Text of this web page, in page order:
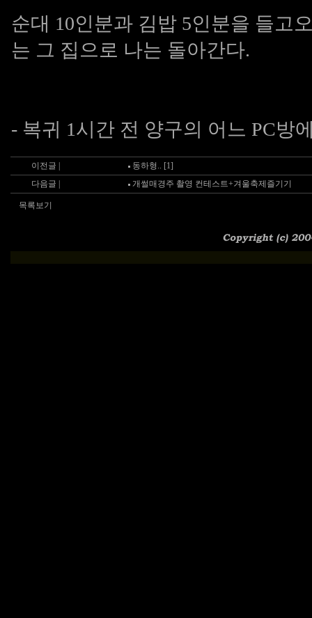
순대 10인분과 김밥 5인분을 들고
는 그 집으로 나는 돌아간다.
- 복귀 1시간 전 양구의 어느 PC방
이전글 |
동하형.. [1]
다음글 |
개썰매경주 촬영 컨테스트+겨울축제즐기기
목록보기